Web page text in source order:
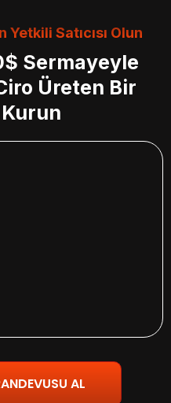
Satıcısı Olun
Sermayeyle
Üreten Bir
AL